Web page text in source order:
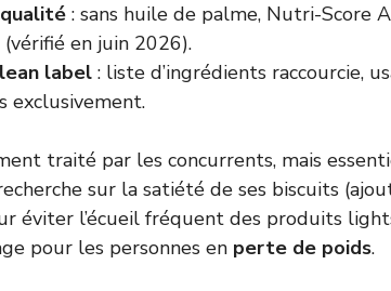
: sans huile de palme, Nutri-Score
en juin 2026).
label : liste d’ingrédients raccourcie,
exclusivement.
traité par les concurrents, mais
sur la satiété de ses biscuits
éviter l’écueil fréquent des produits
pour les personnes en perte de poids.